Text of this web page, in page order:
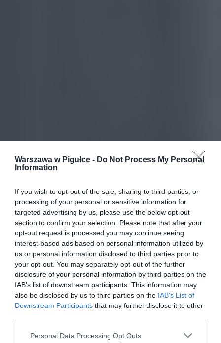
Warszawa w Pigułce - Do Not Process My Personal
Information
If you wish to opt-out of the sale, sharing to third parties, or
processing of your personal or sensitive information for
targeted advertising by us, please use the below opt-out
section to confirm your selection. Please note that after your
opt-out request is processed you may continue seeing
interest-based ads based on personal information utilized by
us or personal information disclosed to third parties prior to
your opt-out. You may separately opt-out of the further
disclosure of your personal information by third parties on the
IAB’s list of downstream participants. This information may
also be disclosed by us to third parties on the IAB’s List of
Downstream Participants that may further disclose it to other
Personal Data Processing Opt Outs